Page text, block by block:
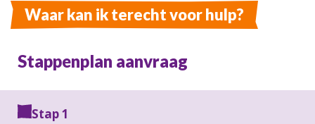
Waar kan ik terecht voor hulp?
Stappenplan aanvraag
Stap 1